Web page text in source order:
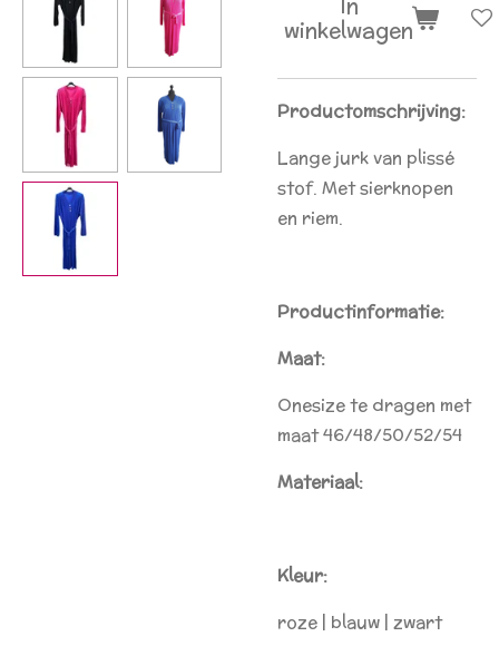
winkelwagen
Productomschrijving:
Lange jurk van plissé
stof. Met sierknopen
en riem.
Productinformatie:
Maat:
Onesize te dragen met
maat 46/48/50/52/54
Materiaal:
Kleur:
roze | blauw | zwart